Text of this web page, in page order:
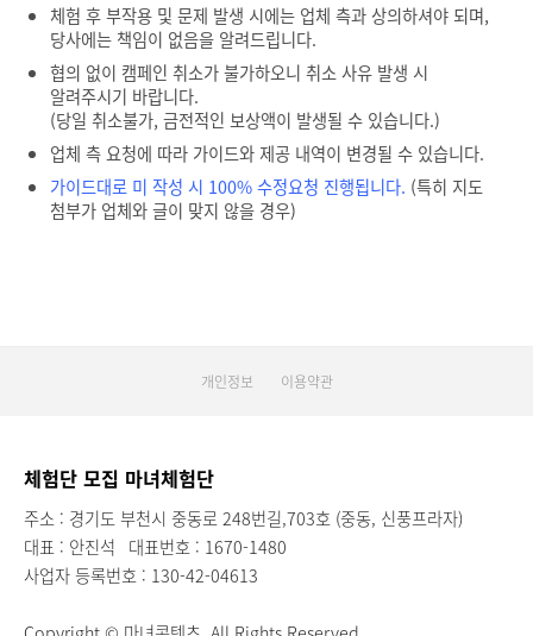
체험 후 부작용 및 문제 발생 시에는 업체 측과 상의하셔야 되며,
당사에는 책임이 없음을 알려드립니다.
협의 없이 캠페인 취소가 불가하오니 취소 사유 발생 시
알려주시기 바랍니다.
(당일 취소불가, 금전적인 보상액이 발생될 수 있습니다.)
업체 측 요청에 따라 가이드와 제공 내역이 변경될 수 있습니다.
가이드대로 미 작성 시 100% 수정요청 진행됩니다. (특히 지도
첨부가 업체와 글이 맞지 않을 경우)
개인정보 이용약관
체험단 모집 마녀체험단
주소 : 경기도 부천시 중동로 248번길,703호 (중동, 신풍프라자)
대표 : 안진석 대표번호 : 1670-1480
사업자 등록번호 : 130-42-04613